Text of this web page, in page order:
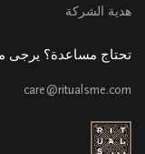
هدية الشركة
تحتاج مساعدة؟ يرجى
care@ritualsme.com